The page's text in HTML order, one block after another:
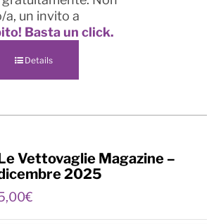
a, un invito a
Basta un click.
Details
Vettovaglie Magazine –
2025
€